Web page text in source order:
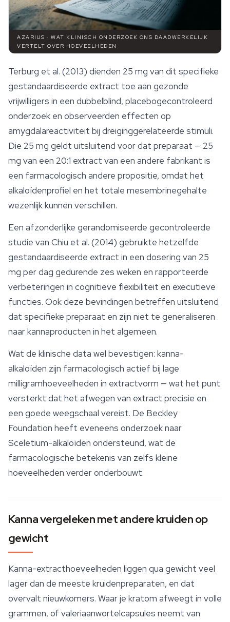
AZARIUS · WAT KLINISCH ONDERZOEK ONS DAADWERKELIJK
VERTELT OVER HOEVEELHEDEN
Terburg et al. (2013) dienden 25 mg van dit specifieke
gestandaardiseerde extract toe aan gezonde
vrijwilligers in een dubbelblind, placebogecontroleerd
onderzoek en observeerden effecten op
amygdalareactiviteit bij dreiginggerelateerde stimuli.
Die 25 mg geldt uitsluitend voor dat preparaat — 25
mg van een 20:1 extract van een andere fabrikant is
een farmacologisch andere propositie, omdat het
alkaloïdenprofiel en het totale mesembrinegehalte
wezenlijk kunnen verschillen.
Een afzonderlijke gerandomiseerde gecontroleerde
studie van Chiu et al. (2014) gebruikte hetzelfde
gestandaardiseerde extract in een dosering van 25
mg per dag gedurende zes weken en rapporteerde
verbeteringen in cognitieve flexibiliteit en executieve
functies. Ook deze bevindingen betreffen uitsluitend
dat specifieke preparaat en zijn niet te generaliseren
naar kannaproducten in het algemeen.
Wat de klinische data wel bevestigen: kanna-
alkaloïden zijn farmacologisch actief bij lage
milligramhoeveelheden in extractvorm — wat het punt
versterkt dat het afwegen van extract precisie en
een goede weegschaal vereist. De Beckley
Foundation heeft eveneens onderzoek naar
Sceletium-alkaloïden ondersteund, wat de
farmacologische betekenis van zelfs kleine
hoeveelheden verder onderbouwt.
Kanna vergeleken met andere kruiden op
gewicht
Kanna-extracthoeveelheden liggen qua gewicht veel
lager dan de meeste kruidenpreparaten, en dat
overvalt nieuwkomers. Waar je kratom afweegt in volle
grammen, of valeriaanwortelcapsules neemt van